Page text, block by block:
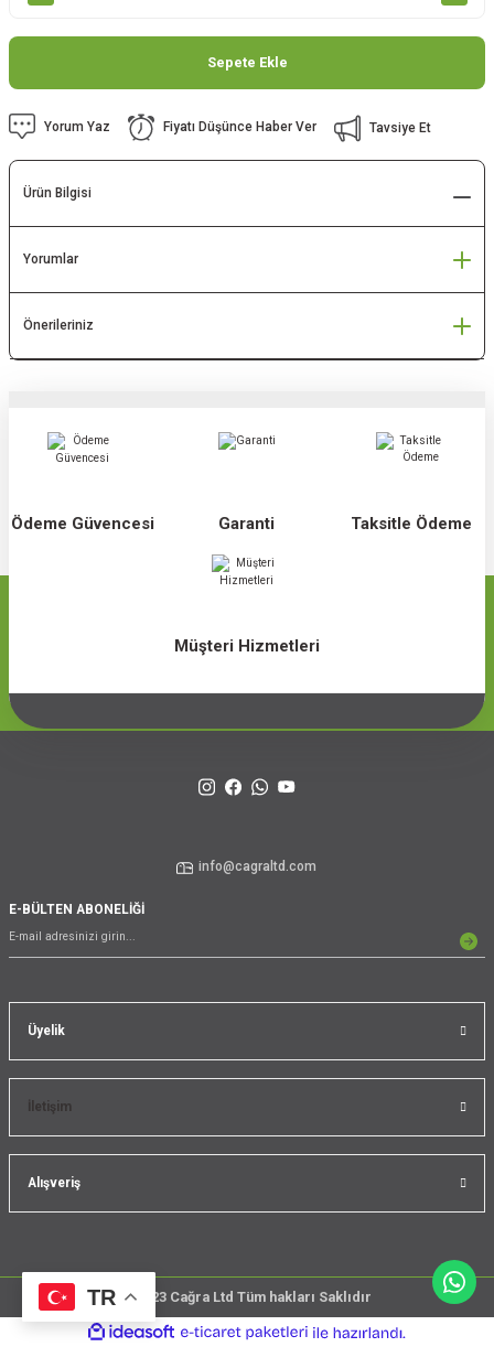
Sepete Ekle
Yorum Yaz Fiyatı Düşünce Haber Ver Tavsiye Et
Ürün Bilgisi
Yorumlar
Önerileriniz
Ödeme Güvencesi Garanti Taksitle Ödeme
Müşteri Hizmetleri
Üyelik
İletişim
Alışveriş
TR
info@cagraltd.com
E-BÜLTEN ABONELİĞİ
@2023 Cağra Ltd Tüm hakları Saklıdır
çember
ideasoft
e-